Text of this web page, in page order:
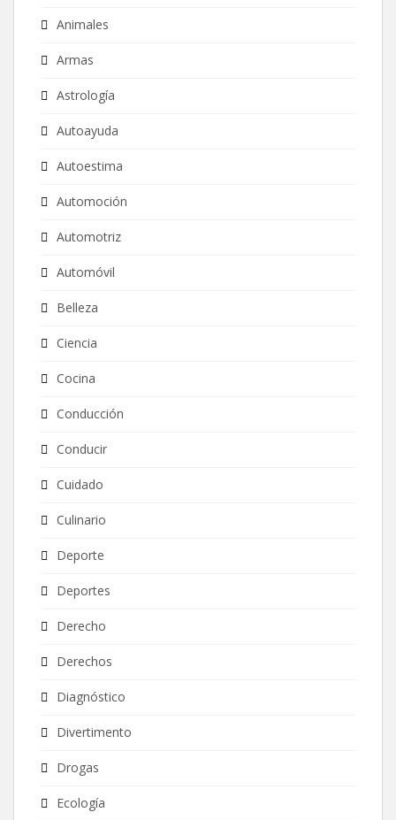
Animales
Armas
Astrología
Autoayuda
Autoestima
Automoción
Automotriz
Automóvil
Belleza
Ciencia
Cocina
Conducción
Conducir
Cuidado
Culinario
Deporte
Deportes
Derecho
Derechos
Diagnóstico
Divertimento
Drogas
Ecología